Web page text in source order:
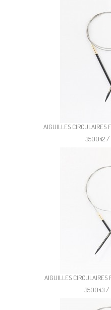
AIGUILLES CIRCULAIRES
350042 /
AIGUILLES
350043 /